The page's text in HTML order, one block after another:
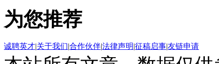
为您推荐
诚聘英才|关于我们|合作伙伴|法律声明|征稿启事|友链申请